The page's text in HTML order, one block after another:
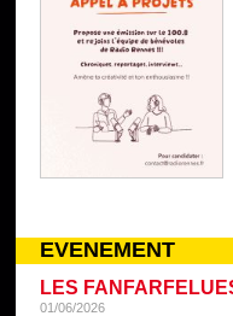
EVENEMENT
LES
01/06/2026